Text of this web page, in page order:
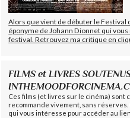
Alors que vient de débuter le
éponyme de Johann Dionnet qui
festival. Retrouvez ma critique en
FILMS et LIVRES
Ces films (et livres sur le cinéma) sont
recommande vivement, sans
qui vous intéresse pour accéder au